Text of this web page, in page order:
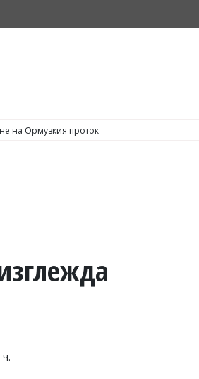
на Ормузкия проток